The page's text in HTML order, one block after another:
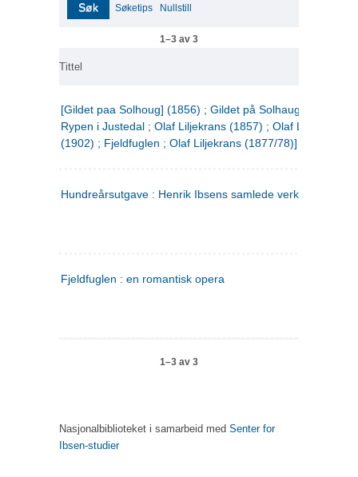
Søk Søketips Nullstill
1–3 av 3
Tittel
[Gildet paa Solhoug] (1856) ; Gildet på Solhaug (1883) ;
Rypen i Justedal ; Olaf Liljekrans (1857) ; Olaf Liljekrans
(1902) ; Fjeldfuglen ; Olaf Liljekrans (1877/78)]
Hundreårsutgave : Henrik Ibsens samlede verker. 3
Fjeldfuglen : en romantisk opera
1–3 av 3
Nasjonalbiblioteket i samarbeid med Senter for
Ibsen-studier